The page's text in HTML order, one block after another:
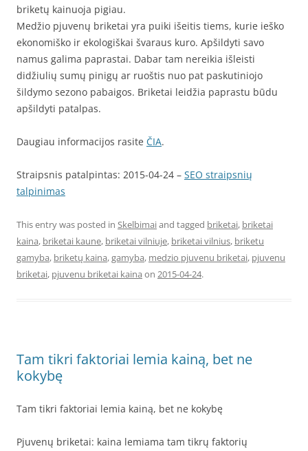
briketų kainuoja pigiau.
Medžio pjuvenų briketai yra puiki išeitis tiems, kurie ieško
ekonomiško ir ekologiškai švaraus kuro. Apšildyti savo
namus galima paprastai. Dabar tam nereikia išleisti
didžiulių sumų pinigų ar ruoštis nuo pat paskutiniojo
šildymo sezono pabaigos. Briketai leidžia paprastu būdu
apšildyti patalpas.
Daugiau informacijos rasite ČIA.
Straipsnis patalpintas: 2015-04-24 – SEO straipsnių
talpinimas
This entry was posted in Skelbimaiand tagged briketai, briketai
kaina, briketai kaune, briketai vilniuje, briketai vilnius, briketu
gamyba, briketų kaina,gamyba, medzio pjuvenu briketai, pjuvenu
briketai, pjuvenu briketai kaina on 2015-04-24.
Tam tikri faktoriai lemia kainą, bet ne
kokybę
Tam tikri faktoriai lemia kainą, bet ne kokybę
Pjuvenų briketai: kaina lemiama tam tikrų faktorių